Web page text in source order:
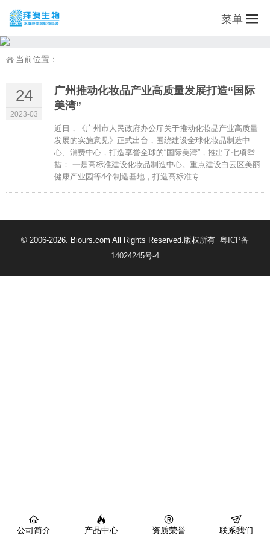
菜单
当前位置：
24
2023-03
广州推动化妆品产业高质量发展打造“国际
美湾”
近日，《广州市人民政府办公厅关于推动化妆品产业高质量
发展的实施意见》正式出台，围绕建设全球化妆品制造中
心、消费中心，打造享誉全球的“国际美湾”，推出了七项举
措： 一是高标准建设化妆品制造中心。重点建设白云区美丽
健康产业园等4个制造基地，打造高标准专...
© 2006-2026. Biours.com All Rights Reserved.版权所有 粤ICP备
14024245号-4
公司简介 产品中心 资质荣誉 联系我们